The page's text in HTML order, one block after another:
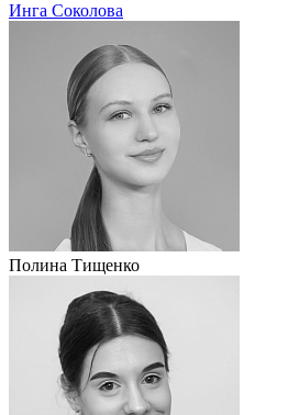
Инга Соколова
Полина Тищенко